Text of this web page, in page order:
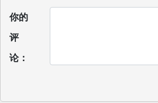
你的
评
论：